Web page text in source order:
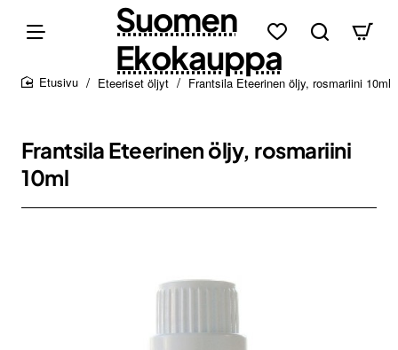
Suomen
Ekokauppa
Eteeriset öljyt Frantsila Eteerinen öljy, rosmariini 10ml
Frantsila Eteerinen öljy, rosmariini
10ml